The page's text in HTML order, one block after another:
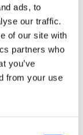
ads, to
our traffic.
of our site with
partners who
you’ve
from your use
vid svettning
kroppen